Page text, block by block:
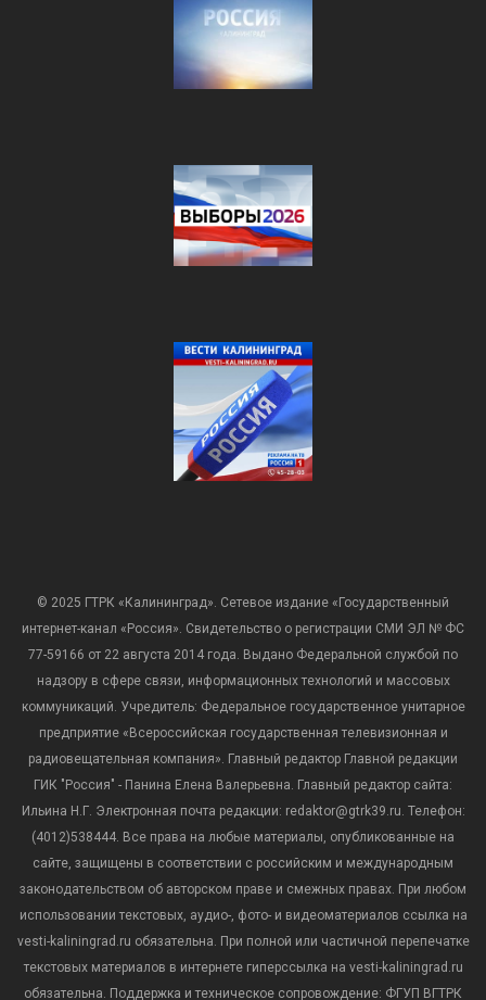
© 2025 ГТРК «Калининград». Сетевое издание «Государственный
интернет-канал «Россия». Свидетельство о регистрации СМИ ЭЛ № ФС
77-59166 от 22 августа 2014 года. Выдано Федеральной службой по
надзору в сфере связи, информационных технологий и массовых
коммуникаций. Учредитель: Федеральное государственное унитарное
предприятие «Всероссийская государственная телевизионная и
радиовещательная компания». Главный редактор Главной редакции
ГИК "Россия" - Панина Елена Валерьевна. Главный редактор сайта:
Ильина Н.Г. Электронная почта редакции: redaktor@gtrk39.ru. Телефон:
(4012)538444. Все права на любые материалы, опубликованные на
сайте, защищены в соответствии с российским и международным
законодательством об авторском праве и смежных правах. При любом
использовании текстовых, аудио-, фото- и видеоматериалов ссылка на
vesti-kaliningrad.ru обязательна. При полной или частичной перепечатке
текстовых материалов в интернете гиперссылка на vesti-kaliningrad.ru
обязательна. Поддержка и техническое сопровождение: ФГУП ВГТРК